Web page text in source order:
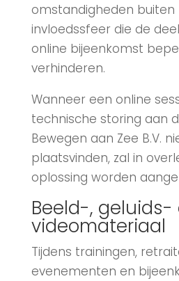
omstandigheden buiten
invloedssfeer die de
online bijeenkomst
verhinderen.
Wanneer een online
technische storing aan
Bewegen aan Zee B.V.
plaatsvinden, zal in
oplossing worden
Beeld-, geluids-
videomateriaal
Tijdens trainingen,
evenementen en